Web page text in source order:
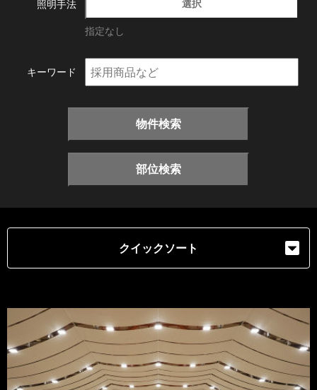
照明手法 選択
指定なし
キーワード
物件検索
部位検索
クイックソート